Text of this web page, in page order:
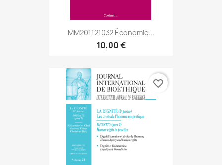
MM201121032 Économie...
10,00 €
favorite_border